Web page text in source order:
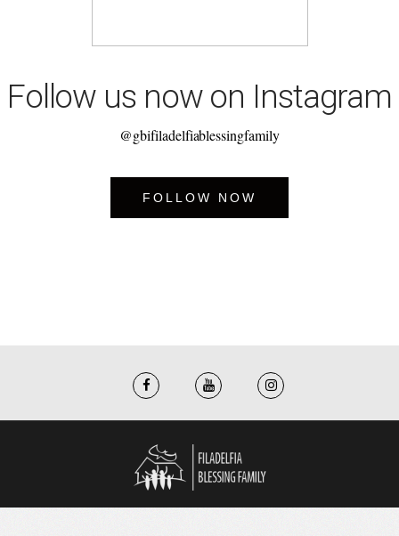
Follow us now on Instagram
@gbifiladelfiablessingfamily
FOLLOW NOW